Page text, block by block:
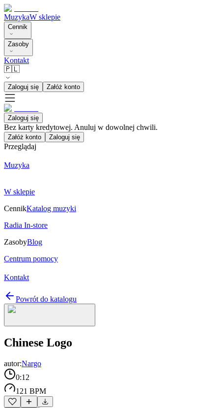
MuzykaW sklepie
Cennik
Zasoby
Kontakt
🇵🇱
Zaloguj się Załóż konto
Zaloguj się
Bez karty kredytowej. Anuluj w dowolnej chwili.
Załóż konto Zaloguj się
Przeglądaj
Muzyka
W sklepie
CennikKatalog muzyki
Radia In-store
ZasobyBlog
Centrum pomocy
Kontakt
Powrót do katalogu
Chinese Logo
autor:Nargo
0:12
121 BPM